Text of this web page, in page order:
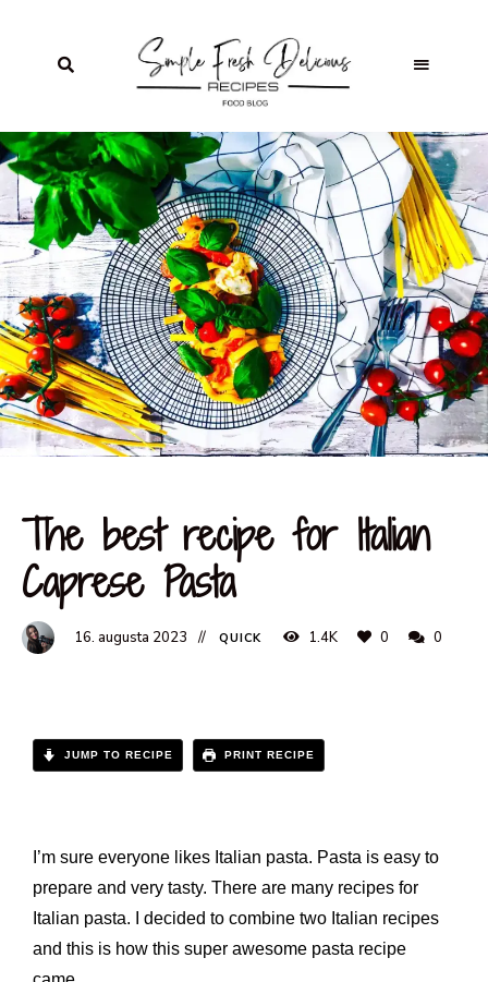
The best recipe for Italian
Caprese Pasta
16. augusta 2023 QUICK 1.4K 0 0
JUMP TO RECIPE PRINT RECIPE
I’m sure everyone likes Italian pasta. Pasta is easy to
prepare and very tasty. There are many recipes for
Italian pasta. I decided to combine two Italian recipes
and this is how this super awesome pasta recipe